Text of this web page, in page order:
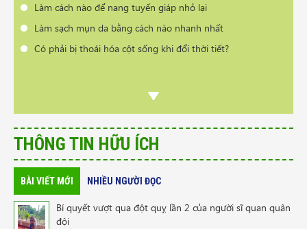
Làm cách nào để nang tuyến giáp nhỏ lại
Làm sạch mụn da bằng cách nào nhanh nhất
Có phải bị thoái hóa cột sống khi đổi thời tiết?
THÔNG TIN HỮU ÍCH
BÀI VIẾT MỚI NHIỀU NGƯỜI ĐỌC
Bí quyết vượt qua đột quỵ lần 2 của người sĩ quan quân
đội